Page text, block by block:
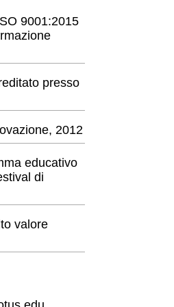
9001:2015
presso
2012
educativo
di
valore